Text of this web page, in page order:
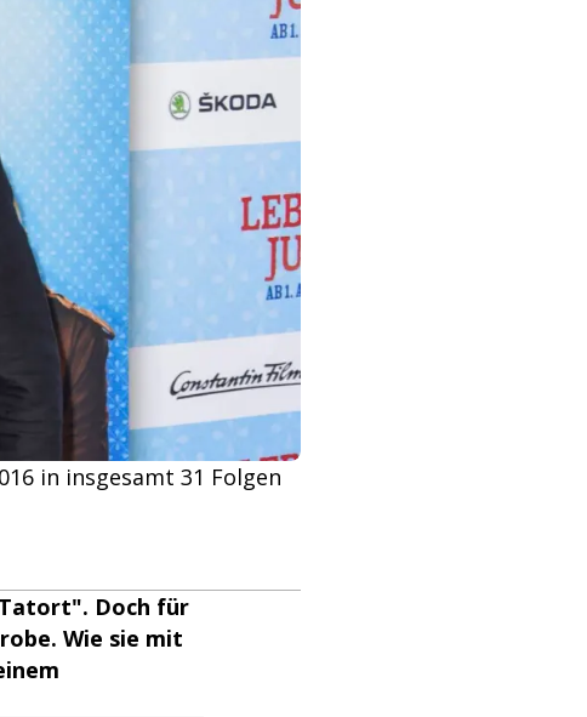
in insgesamt 31 Folgen
Doch für
Wie sie mit